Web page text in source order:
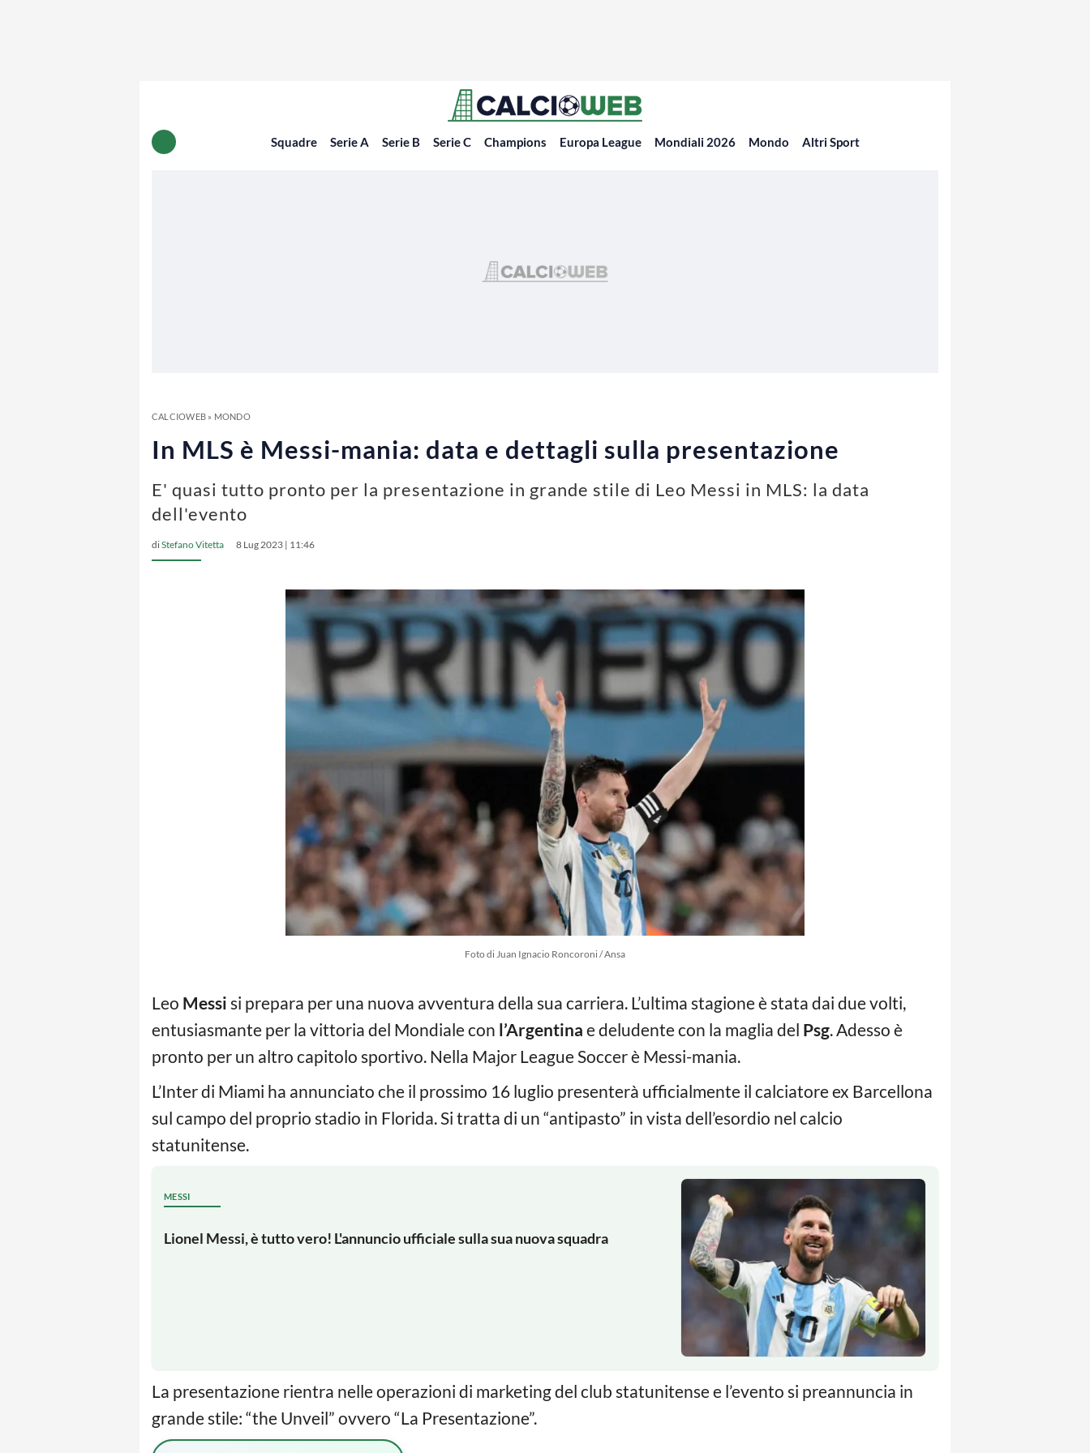
Squadre Serie A Serie B Serie C Champions Europa League Mondiali 2026 Mondo Altri Sport
CALCIOWEB» MONDO
In MLS è Messi-mania: data e dettagli sulla presentazione
E' quasi tutto pronto per la presentazione in grande stile di Leo Messi in MLS: la data
dell'evento
diStefano Vitetta 8 Lug 2023 | 11:46
Foto di Juan Ignacio Roncoroni / Ansa
Leo Messi si prepara per una nuova avventura della sua carriera. L’ultima stagione è stata dai due volti,
entusiasmante per la vittoria del Mondiale con l’Argentina e deludente con la maglia del Psg. Adesso è
pronto per un altro capitolo sportivo. Nella Major League Soccer è Messi-mania.
L’Inter di Miami ha annunciato che il prossimo 16 luglio presenterà ufficialmente il calciatore ex Barcellona
sul campo del proprio stadio in Florida. Si tratta di un “antipasto” in vista dell’esordio nel calcio
statunitense.
MESSI
Lionel Messi, è tutto vero! L'annuncio ufficiale sulla sua nuova squadra
La presentazione rientra nelle operazioni di marketing del club statunitense e l’evento si preannuncia in
grande stile: “the Unveil” ovvero “La Presentazione”.